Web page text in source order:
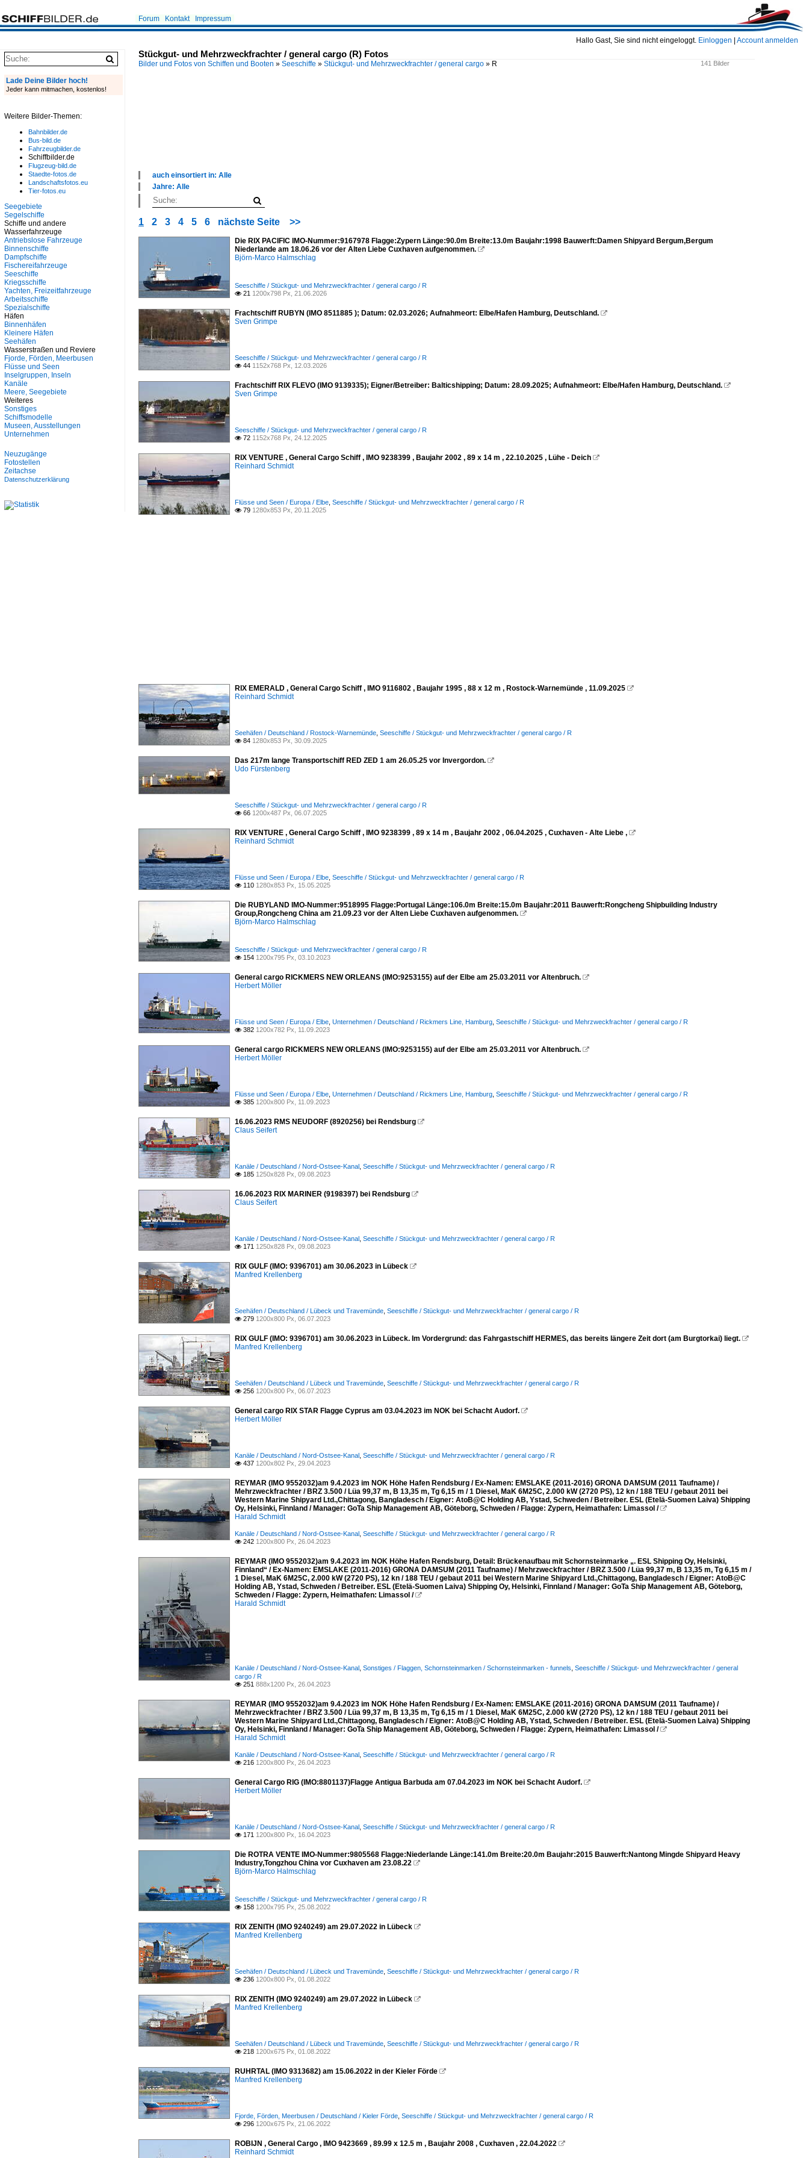
Hallo Gast, Sie sind nicht eingeloggt. Einloggen Account anmelden
Forum Kontakt Impressum
Stückgut- und Mehrzweckfrachter / general cargo (R) Fotos
141 Bilder
Bilder und Fotos von Schiffen und Booten » Seeschiffe » Stückgut- und Mehrzweckfrachter / general cargo » R
auch einsortiert in: Alle
Binnenhäfen
Fischereifahrzeuge
Kanäle
Meere, Seegebiete
Seehäfen
Seeschiffe
Sonstiges
Spezialschiffe
Unternehmen
Jahre: Alle
Alle Jahre
1980
2020
1 2 3 4 5 6 nächste Seite >>
Die RIX PACIFIC IMO-Nummer:9167978 Flagge:Zypern Länge:90.0m Breite:13.0m Baujahr:1998 Bauwerft:Damen Shipyard Bergum,Bergum
Niederlande am 18.06.26 vor der Alten Liebe Cuxhaven aufgenommen. 
Björn-Marco Halmschlag
Seeschiffe / Stückgut- und Mehrzweckfrachter / general cargo / R
 21 1200x798 Px, 21.06.2026
Frachtschiff RUBYN (IMO 8511885 ); Datum: 02.03.2026; Aufnahmeort: Elbe/Hafen Hamburg, Deutschland. 
Sven Grimpe
Seeschiffe / Stückgut- und Mehrzweckfrachter / general cargo / R
 44 1152x768 Px, 12.03.2026
Frachtschiff RIX FLEVO (IMO 9139335); Eigner/Betreiber: Balticshipping; Datum: 28.09.2025; Aufnahmeort: Elbe/Hafen Hamburg, Deutschland. 
Sven Grimpe
Seeschiffe / Stückgut- und Mehrzweckfrachter / general cargo / R
 72 1152x768 Px, 24.12.2025
RIX VENTURE , General Cargo Schiff , IMO 9238399 , Baujahr 2002 , 89 x 14 m , 22.10.2025 , Lühe - Deich 
Reinhard Schmidt
Flüsse und Seen / Europa / Elbe Seeschiffe / Stückgut- und Mehrzweckfrachter / general cargo / R
 79 1280x853 Px, 20.11.2025
RIX EMERALD , General Cargo Schiff , IMO 9116802 , Baujahr 1995 , 88 x 12 m , Rostock-Warnemünde , 11.09.2025 
Reinhard Schmidt
Seehäfen / Deutschland / Rostock-Warnemünde Seeschiffe / Stückgut- und Mehrzweckfrachter / general cargo / R
 84 1280x853 Px, 30.09.2025
Das 217m lange Transportschiff RED ZED 1 am 26.05.25 vor Invergordon. 
Udo Fürstenberg
Seeschiffe / Stückgut- und Mehrzweckfrachter / general cargo / R
 66 1200x487 Px, 06.07.2025
RIX VENTURE , General Cargo Schiff , IMO 9238399 , 89 x 14 m , Baujahr 2002 , 06.04.2025 , Cuxhaven - Alte Liebe , 
Reinhard Schmidt
Flüsse und Seen / Europa / Elbe Seeschiffe / Stückgut- und Mehrzweckfrachter / general cargo / R
 110 1280x853 Px, 15.05.2025
Die RUBYLAND IMO-Nummer:9518995 Flagge:Portugal Länge:106.0m Breite:15.0m Baujahr:2011 Bauwerft:Rongcheng Shipbuilding Industry
Group,Rongcheng China am 21.09.23 vor der Alten Liebe Cuxhaven aufgenommen. 
Björn-Marco Halmschlag
Seeschiffe / Stückgut- und Mehrzweckfrachter / general cargo / R
 154 1200x795 Px, 03.10.2023
General cargo RICKMERS NEW ORLEANS (IMO:9253155) auf der Elbe am 25.03.2011 vor Altenbruch. 
Herbert Möller
Flüsse und Seen / Europa / Elbe Unternehmen / Deutschland / Rickmers Line, Hamburg Seeschiffe / Stückgut- und Mehrzweckfrachter / general cargo / R
 382 1200x782 Px, 11.09.2023
General cargo RICKMERS NEW ORLEANS (IMO:9253155) auf der Elbe am 25.03.2011 vor Altenbruch. 
Herbert Möller
Flüsse und Seen / Europa / Elbe Unternehmen / Deutschland / Rickmers Line, Hamburg Seeschiffe / Stückgut- und Mehrzweckfrachter / general cargo / R
 385 1200x800 Px, 11.09.2023
16.06.2023 RMS NEUDORF (8920256) bei Rendsburg 
Claus Seifert
Kanäle / Deutschland / Nord-Ostsee-Kanal Seeschiffe / Stückgut- und Mehrzweckfrachter / general cargo / R
 185 1250x828 Px, 09.08.2023
16.06.2023 RIX MARINER (9198397) bei Rendsburg 
Claus Seifert
Kanäle / Deutschland / Nord-Ostsee-Kanal Seeschiffe / Stückgut- und Mehrzweckfrachter / general cargo / R
 171 1250x828 Px, 09.08.2023
RIX GULF (IMO: 9396701) am 30.06.2023 in Lübeck 
Manfred Krellenberg
Seehäfen / Deutschland / Lübeck und Travemünde Seeschiffe / Stückgut- und Mehrzweckfrachter / general cargo / R
 279 1200x800 Px, 06.07.2023
RIX GULF (IMO: 9396701) am 30.06.2023 in Lübeck. Im Vordergrund: das Fahrgastschiff HERMES, das bereits längere Zeit dort (am Burgtorkai) liegt. 
Manfred Krellenberg
Seehäfen / Deutschland / Lübeck und Travemünde Seeschiffe / Stückgut- und Mehrzweckfrachter / general cargo / R
 256 1200x800 Px, 06.07.2023
General cargo RIX STAR Flagge Cyprus am 03.04.2023 im NOK bei Schacht Audorf. 
Herbert Möller
Kanäle / Deutschland / Nord-Ostsee-Kanal Seeschiffe / Stückgut- und Mehrzweckfrachter / general cargo / R
 437 1200x802 Px, 29.04.2023
REYMAR (IMO 9552032)am 9.4.2023 im NOK Höhe Hafen Rendsburg / Ex-Namen: EMSLAKE (2011-2016) GRONA DAMSUM (2011 Taufname) /
Mehrzweckfrachter / BRZ 3.500 / Lüa 99,37 m, B 13,35 m, Tg 6,15 m / 1 Diesel, MaK 6M25C, 2.000 kW (2720 PS), 12 kn / 188 TEU / gebaut 2011 bei
Western Marine Shipyard Ltd.,Chittagong, Bangladesch / Eigner: AtoB@C Holding AB, Ystad, Schweden / Betreiber. ESL (Etelä-Suomen Laiva) Shipping
Oy, Helsinki, Finnland / Manager: GoTa Ship Management AB, Göteborg, Schweden / Flagge: Zypern, Heimathafen: Limassol /
Harald Schmidt
Kanäle / Deutschland / Nord-Ostsee-Kanal Seeschiffe / Stückgut- und Mehrzweckfrachter / general cargo / R
 242 1200x800 Px, 26.04.2023
REYMAR (IMO 9552032)am 9.4.2023 im NOK Höhe Hafen Rendsburg, Detail: Brückenaufbau mit Schornsteinmarke „. ESL Shipping Oy, Helsinki,
Finnland“ / Ex-Namen: EMSLAKE (2011-2016) GRONA DAMSUM (2011 Taufname) / Mehrzweckfrachter / BRZ 3.500 / Lüa 99,37 m, B 13,35 m, Tg 6,15 m /
1 Diesel, MaK 6M25C, 2.000 kW (2720 PS), 12 kn / 188 TEU / gebaut 2011 bei Western Marine Shipyard Ltd.,Chittagong, Bangladesch / Eigner: AtoB@C
Holding AB, Ystad, Schweden / Betreiber. ESL (Etelä-Suomen Laiva) Shipping Oy, Helsinki, Finnland / Manager: GoTa Ship Management AB, Göteborg,
Schweden / Flagge: Zypern, Heimathafen: Limassol /
Harald Schmidt
Kanäle / Deutschland / Nord-Ostsee-Kanal Sonstiges / Flaggen, Schornsteinmarken / Schornsteinmarken - funnels Seeschiffe / Stückgut- und Mehrzweckfrachter / general
cargo / R
 251 888x1200 Px, 26.04.2023
REYMAR (IMO 9552032)am 9.4.2023 im NOK Höhe Hafen Rendsburg / Ex-Namen: EMSLAKE (2011-2016) GRONA DAMSUM (2011 Taufname) /
Mehrzweckfrachter / BRZ 3.500 / Lüa 99,37 m, B 13,35 m, Tg 6,15 m / 1 Diesel, MaK 6M25C, 2.000 kW (2720 PS), 12 kn / 188 TEU / gebaut 2011 bei
Western Marine Shipyard Ltd.,Chittagong, Bangladesch / Eigner: AtoB@C Holding AB, Ystad, Schweden / Betreiber. ESL (Etelä-Suomen Laiva) Shipping
Oy, Helsinki, Finnland / Manager: GoTa Ship Management AB, Göteborg, Schweden / Flagge: Zypern, Heimathafen: Limassol /
Harald Schmidt
Kanäle / Deutschland / Nord-Ostsee-Kanal Seeschiffe / Stückgut- und Mehrzweckfrachter / general cargo / R
 216 1200x800 Px, 26.04.2023
General Cargo RIG (IMO:8801137)Flagge Antigua Barbuda am 07.04.2023 im NOK bei Schacht Audorf. 
Herbert Möller
Kanäle / Deutschland / Nord-Ostsee-Kanal Seeschiffe / Stückgut- und Mehrzweckfrachter / general cargo / R
 171 1200x800 Px, 16.04.2023
Die ROTRA VENTE IMO-Nummer:9805568 Flagge:Niederlande Länge:141.0m Breite:20.0m Baujahr:2015 Bauwerft:Nantong Mingde Shipyard Heavy
Industry,Tongzhou China vor Cuxhaven am 23.08.22 
Björn-Marco Halmschlag
Seeschiffe / Stückgut- und Mehrzweckfrachter / general cargo / R
 158 1200x795 Px, 25.08.2022
RIX ZENITH (IMO 9240249) am 29.07.2022 in Lübeck 
Manfred Krellenberg
Seehäfen / Deutschland / Lübeck und Travemünde Seeschiffe / Stückgut- und Mehrzweckfrachter / general cargo / R
 236 1200x800 Px, 01.08.2022
RIX ZENITH (IMO 9240249) am 29.07.2022 in Lübeck 
Manfred Krellenberg
Seehäfen / Deutschland / Lübeck und Travemünde Seeschiffe / Stückgut- und Mehrzweckfrachter / general cargo / R
 218 1200x675 Px, 01.08.2022
RUHRTAL (IMO 9313682) am 15.06.2022 in der Kieler Förde 
Manfred Krellenberg
Fjorde, Förden, Meerbusen / Deutschland / Kieler Förde Seeschiffe / Stückgut- und Mehrzweckfrachter / general cargo / R
 296 1200x675 Px, 21.06.2022
ROBIJN , General Cargo , IMO 9423669 , 89.99 x 12.5 m , Baujahr 2008 , Cuxhaven , 22.04.2022 
Reinhard Schmidt
Lade Deine Bilder hoch!
Jeder kann mitmachen, kostenlos!
Weitere Bilder-Themen:
Bahnbilder.de
Bus-bild.de
Fahrzeugbilder.de
Schiffbilder.de
Flugzeug-bild.de
Staedte-fotos.de
Landschaftsfotos.eu
Tier-fotos.eu
Seegebiete
Segelschiffe
Schiffe und andere
Wasserfahrzeuge
Antriebslose Fahrzeuge
Binnenschiffe
Dampfschiffe
Fischereifahrzeuge
Seeschiffe
Kriegsschiffe
Yachten, Freizeitfahrzeuge
Arbeitsschiffe
Spezialschiffe
Häfen
Binnenhäfen
Kleinere Häfen
Seehäfen
Wasserstraßen und Reviere
Fjorde, Förden, Meerbusen
Flüsse und Seen
Inselgruppen, Inseln
Kanäle
Meere, Seegebiete
Weiteres
Sonstiges
Schiffsmodelle
Museen, Ausstellungen
Unternehmen
Neuzugänge
Fotostellen
Zeitachse
Datenschutzerklärung